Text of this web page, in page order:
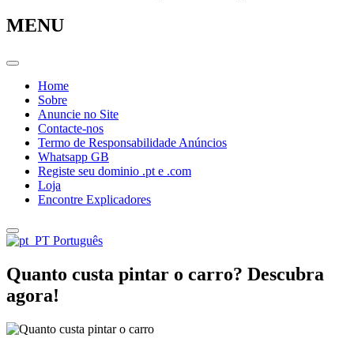
MENU
Home
Sobre
Anuncie no Site
Contacte-nos
Termo de Responsabilidade Anúncios
Whatsapp GB
Registe seu dominio .pt e .com
Loja
Encontre Explicadores
Português
Quanto custa pintar o carro? Descubra
agora!